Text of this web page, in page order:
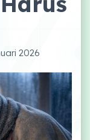
2026